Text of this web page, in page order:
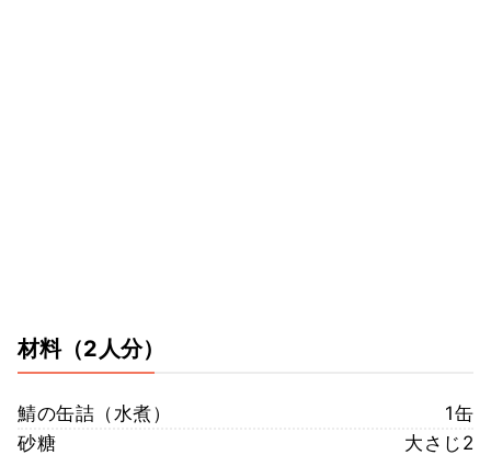
材料（2人分）
鯖の缶詰（水煮）
1缶
砂糖
大さじ2